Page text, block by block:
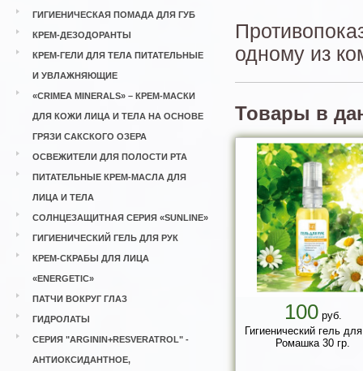
ГИГИЕНИЧЕСКАЯ ПОМАДА ДЛЯ ГУБ
КРЕМ-ДЕЗОДОРАНТЫ
КРЕМ-ГЕЛИ ДЛЯ ТЕЛА ПИТАТЕЛЬНЫЕ
И УВЛАЖНЯЮЩИЕ
«CRIMEA MINERALS» – КРЕМ-МАСКИ
ДЛЯ КОЖИ ЛИЦА И ТЕЛА НА ОСНОВЕ
ГРЯЗИ САКСКОГО ОЗЕРА
ОСВЕЖИТЕЛИ ДЛЯ ПОЛОСТИ РТА
ПИТАТЕЛЬНЫЕ КРЕМ-МАСЛА ДЛЯ
ЛИЦА И ТЕЛА
СОЛНЦЕЗАЩИТНАЯ СЕРИЯ «SUNLINE»
ГИГИЕНИЧЕСКИЙ ГЕЛЬ ДЛЯ РУК
КРЕМ-СКРАБЫ ДЛЯ ЛИЦА
«ENERGETIC»
ПАТЧИ ВОКРУГ ГЛАЗ
ГИДРОЛАТЫ
СЕРИЯ "ARGININ+RESVERATROL" -
АНТИОКСИДАНТНОЕ,
одному из
Товары в
100руб.
Гигиенический гель
Ромашка 30 гр.